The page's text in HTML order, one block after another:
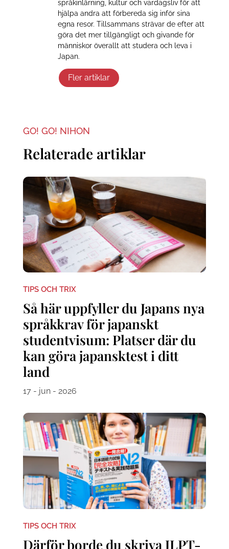
språkinlärning, kultur och vardagsliv för att
hjälpa andra att förbereda sig inför sina
egna resor. Tillsammans strävar de efter att
göra det mer tillgängligt och givande för
människor överallt att studera och leva i
Japan.
Fler artiklar
GO! GO! NIHON
Relaterade artiklar
TIPS OCH TRIX
Så här uppfyller du Japans nya
språkkrav för japanskt
studentvisum: Platser där du
kan göra japansktest i ditt
land
17 - jun - 2026
TIPS OCH TRIX
Därför borde du skriva JLPT-